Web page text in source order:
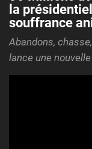
la
souffrance
Abandons,
lance une